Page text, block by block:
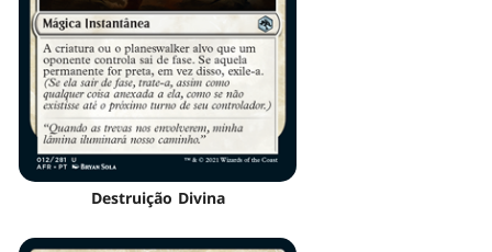
Destruição Divina